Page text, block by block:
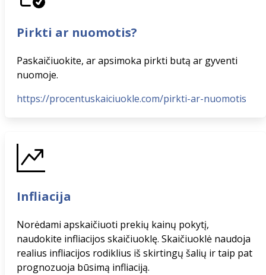
Pirkti ar nuomotis?
Paskaičiuokite, ar apsimoka pirkti butą ar gyventi
nuomoje.
https://procentuskaiciuokle.com/pirkti-ar-nuomotis
Infliacija
Norėdami apskaičiuoti prekių kainų pokytį,
naudokite infliacijos skaičiuoklę. Skaičiuoklė naudoja
realius infliacijos rodiklius iš skirtingų šalių ir taip pat
prognozuoja būsimą infliaciją.